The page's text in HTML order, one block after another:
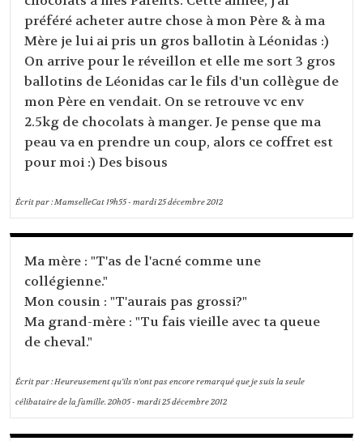
préféré acheter autre chose à mon Père & à ma
Mère je lui ai pris un gros ballotin à Léonidas :)
On arrive pour le réveillon et elle me sort 3 gros
ballotins de Léonidas car le fils d'un collègue de
mon Père en vendait. On se retrouve vc env
2.5kg de chocolats à manger. Je pense que ma
peau va en prendre un coup, alors ce coffret est
pour moi :) Des bisous
Écrit par :MamselleCat19h55-mardi 25décembre 2012
Ma mère : "T'as de l'acné comme une
collégienne."
Mon cousin : "T'aurais pas grossi?"
Ma grand-mère : "Tu fais vieille avec ta queue
de cheval."
Écrit par :Heureusement qu'ils n'ont pas encore remarqué que je suis la seule
célibataire de la famille.20h05-mardi 25décembre 2012